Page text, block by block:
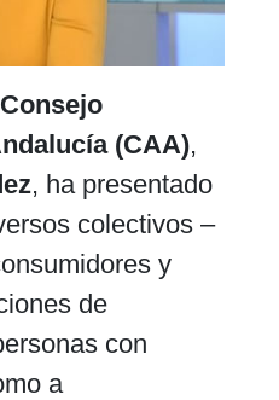
Consejo
(CAA),
, ha presentado
colectivos –
y
de
con
a